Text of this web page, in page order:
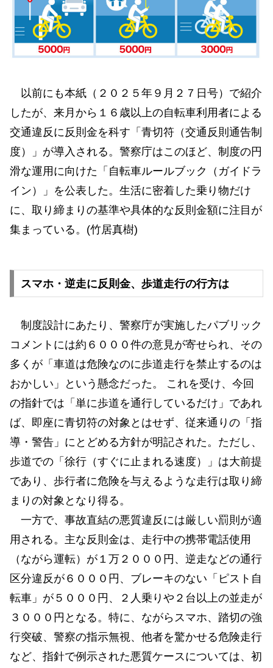
以前にも本紙（２０２５年９月２７日号）で紹介
したが、来月から１６歳以上の自転車利用者による
交通違反に反則金を科す「青切符（交通反則通告制
度）」が導入される。警察庁はこのほど、制度の円
滑な運用に向けた「自転車ルールブック（ガイドラ
イン）」を公表した。生活に密着した乗り物だけ
に、取り締まりの基準や具体的な反則金額に注目が
集まっている。(竹居真樹)
スマホ・逆走に反則金、歩道走行の行方は
制度設計にあたり、警察庁が実施したパブリック
コメントには約６０００件の意見が寄せられ、その
多くが「車道は危険なのに歩道走行を禁止するのは
おかしい」という懸念だった。 これを受け、今回
の指針では「単に歩道を通行しているだけ」であれ
ば、即座に青切符の対象とはせず、従来通りの「指
導・警告」にとどめる方針が明記された。ただし、
歩道での「徐行（すぐに止まれる速度）」は大前提
であり、歩行者に危険を与えるような走行は取り締
まりの対象となり得る。
一方で、事故直結の悪質違反には厳しい罰則が適
用される。主な反則金は、走行中の携帯電話使用
（ながら運転）が１万２０００円、逆走などの通行
区分違反が６０００円、ブレーキのない「ピスト自
転車」が５０００円、２人乗りや２台以上の並走が
３０００円となる。特に、ながらスマホ、踏切の強
行突破、警察の指示無視、他者を驚かせる危険走行
など、指針で例示された悪質ケースについては、初